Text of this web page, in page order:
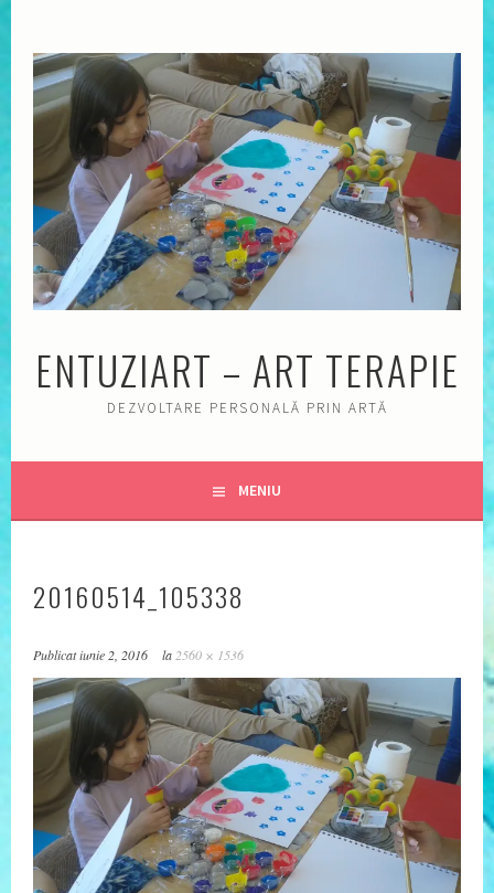
conţinut
ENTUZIART – ART TERAPIE
DEZVOLTARE PERSONALĂ PRIN ARTĂ
MENIU
20160514_105338
Publicatiunie 2, 2016 la 2560 × 1536